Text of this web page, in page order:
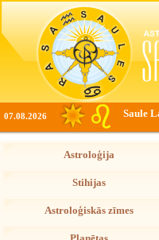
07.08.2026 Saule
Astroloģija
Stihijas
Astroloģiskās zīmes